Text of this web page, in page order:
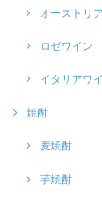
オーストリア
ロゼワイン
イタリアワ
焼酎
麦焼酎
芋焼酎